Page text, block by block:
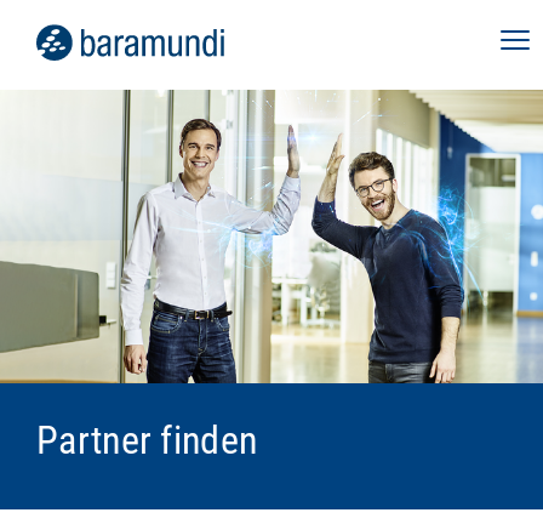
Partner finden